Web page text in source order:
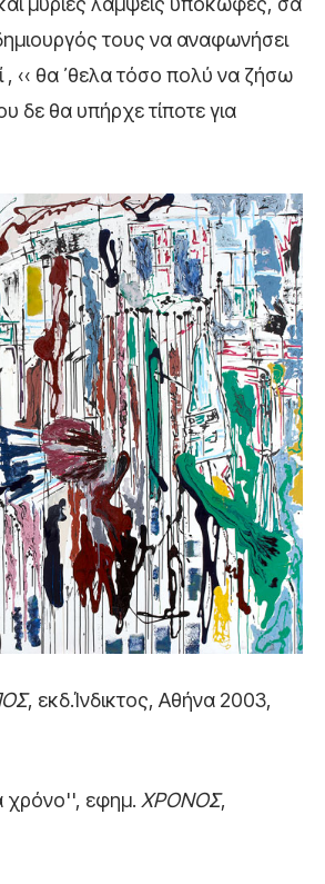
τους να αναφωνήσει
, ‹‹ θα ᾿ θελα τόσο πολύ να ζήσω
δε θα υπήρχε τίποτε για
, εκδ.Ίνδικτος, Αθήνα 2003,
χρόνο'', εφημ. ΧΡΟΝΟΣ,